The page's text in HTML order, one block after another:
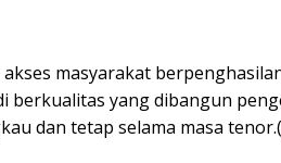
masyarakat
berkualitas yang dibangun
dan tetap selama masa